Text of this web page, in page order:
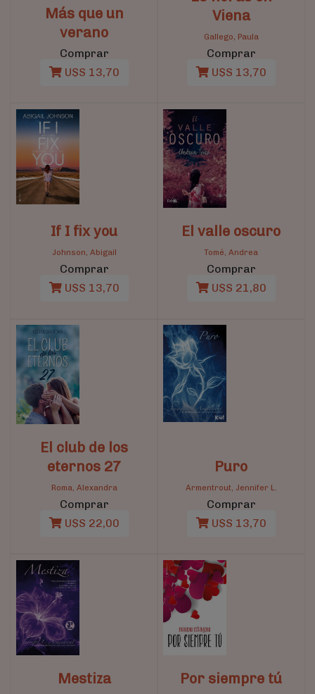
Más que un
verano
Comprar
U$S 13,70
Viena
Gallego, Paula
Comprar
U$S 13,70
If I fix you
Johnson, Abigail
Comprar
U$S 13,70
El valle oscuro
Tomé, Andrea
Comprar
U$S 21,80
El club de los
eternos 27
Roma, Alexandra
Comprar
U$S 22,00
Puro
Armentrout, Jennifer L.
Comprar
U$S 13,70
Mestiza Por siempre tú